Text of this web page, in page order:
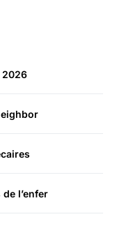
2026
l’enfer